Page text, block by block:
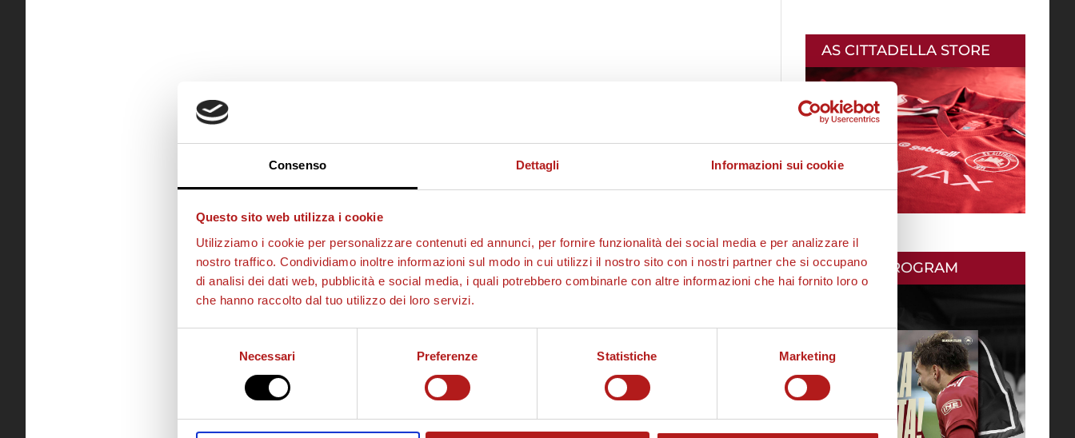
Consenso Dettagli Informazioni sui cookie
Questo sito web utilizza i cookie
Utilizziamo i cookie per personalizzare contenuti ed annunci, per fornire funzionalità dei social media e per analizzare il
nostro traffico. Condividiamo inoltre informazioni sul modo in cui utilizzi il nostro sito con i nostri partner che si occupano
di analisi dei dati web, pubblicità e social media, i quali potrebbero combinarle con altre informazioni che hai fornito loro o
che hanno raccolto dal tuo utilizzo dei loro servizi.
Necessari Preferenze Statistiche Marketing
AS CITTADELLA STORE
MATCH PROGRAM